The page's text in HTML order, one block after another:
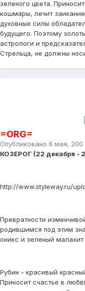
зеленого цвета.
кошмары, лечит
духовные силы
будущего. Поэтому
астрологи и
Стрельца, не должны
=ORG=
Опубликовано 6 мая, 2008
КОЗЕРОГ (22 декабря -
http://www.styleway.ru/
Превратности
родившимся под этим
оникс и зеленый
Рубин - красивый
Приносит счастье в